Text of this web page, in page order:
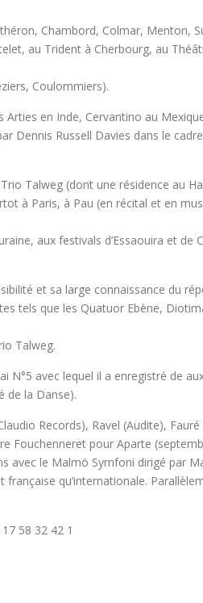
Chambord, Colmar, Menton,
au Trident à Cherbourg, au
Coulommiers).
en Inde, Cervantino au
Dennis Russell Davies dans le
Talweg (dont une résidence au
à Paris, à Pau (en récital et en
aux festivals d’Essaouira et de
et sa large connaissance du
tels que les Quatuor Ebène,
Talweg.
avec lequel il a enregistré de
de la Danse).
Records), Ravel (Audite),
Fouchenneret pour Aparte
avec le Malmö Symfoni dirigé par
qu’internationale.
58 32 42 1